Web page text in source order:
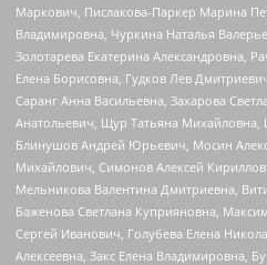
Маркович, Пислакова-Паркер Марина
Владимировна, Чуркина Наталья
Золотарева Екатерина Александровна,
Елена Борисовна, Гудков Лев
Саранг Анна Васильевна, Захарова
Анатольевич, Щур Татьяна Михайловна,
Блинушов Андрей Юрьевич, Мосин
Михайлович, Симонов Алексей
Мельникова Валентина Дмитриевна,
Баженова Светлана Куприяновна,
Сергей Иванович, Голубева Елена
Алексеевна, Закс Елена Владимировна,